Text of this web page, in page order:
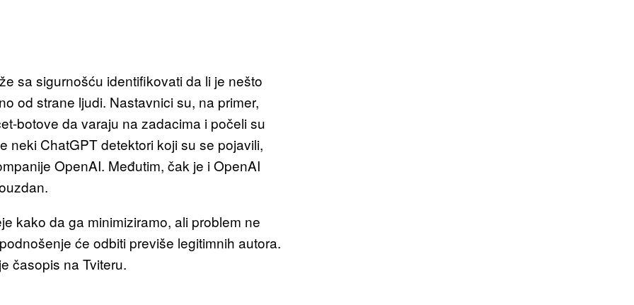
sa sigurnošću identifikovati da li je nešto
od strane ljudi. Nastavnici su, na primer,
botove da varaju na zadacima i počeli su
neki ChatGPT detektori koji su se pojavili,
OpenAI. Međutim, čak je i OpenAI
kako da ga minimiziramo, ali problem ne
će odbiti previše legitimnih autora.
časopis na Tviteru.